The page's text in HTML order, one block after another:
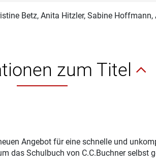
Betz, Anita Hitzler, Sabine
zum Titel
Angebot für eine schnelle und
das Schulbuch von C.C.Buchner selbst